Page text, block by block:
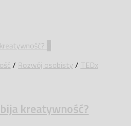
/ Rozwój osobisty / TEDx
kreatywność?